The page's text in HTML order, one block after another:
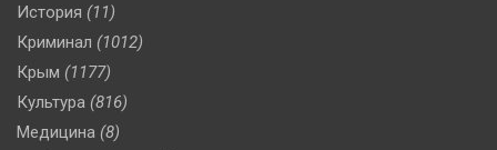
История (11)
Криминал (1012)
Крым (1177)
Культура (816)
Медицина (8)